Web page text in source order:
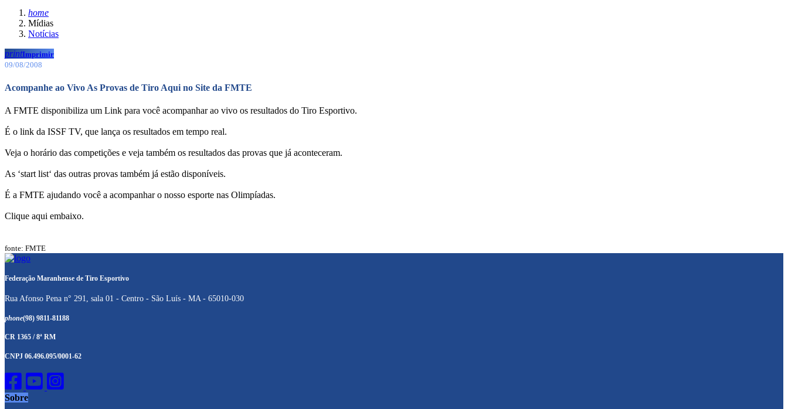
home
Mídias
Notícias
printImprimir
09/08/2008
Acompanhe ao Vivo As Provas de Tiro Aqui no Site da FMTE
A FMTE disponibiliza um Link para você acompanhar ao vivo os resultados do Tiro Esportivo.
É o link da ISSF TV, que lança os resultados em tempo real.
Veja o horário das competições e veja também os resultados das provas que já aconteceram.
As ‘start list‘ das outras provas também já estão disponíveis.
É a FMTE ajudando você a acompanhar o nosso esporte nas Olimpíadas.
Clique aqui embaixo.
fonte: FMTE
Federação Maranhense de Tiro Esportivo
Rua Afonso Pena n° 291, sala 01 - Centro - São Luís - MA - 65010-030
phone(98) 9811-81188
CR 1365 / 8ª RM
CNPJ 06.496.095/0001-62
Sobre